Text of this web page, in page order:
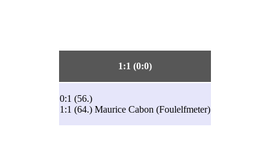
1:1 (0:0)
0:1 (56.)
1:1 (64.) Maurice Cabon (Foulelfmeter)